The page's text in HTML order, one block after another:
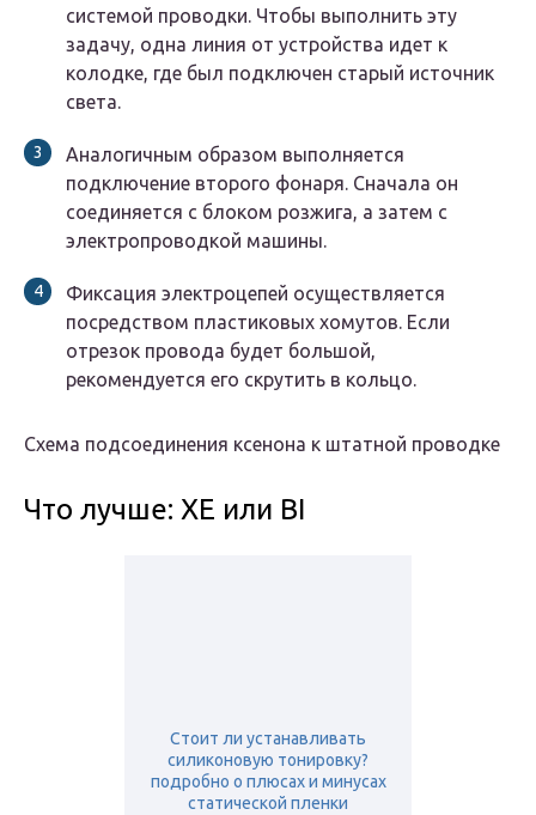
системой проводки. Чтобы выполнить эту
задачу, одна линия от устройства идет к
колодке, где был подключен старый источник
света.
Аналогичным образом выполняется
подключение второго фонаря. Сначала он
соединяется с блоком розжига, а затем с
электропроводкой машины.
Фиксация электроцепей осуществляется
посредством пластиковых хомутов. Если
отрезок провода будет большой,
рекомендуется его скрутить в кольцо.
Схема подсоединения ксенона к штатной проводке
Что лучше: XE или BI
Стоит ли устанавливать
силиконовую тонировку?
подробно о плюсах и минусах
статической пленки